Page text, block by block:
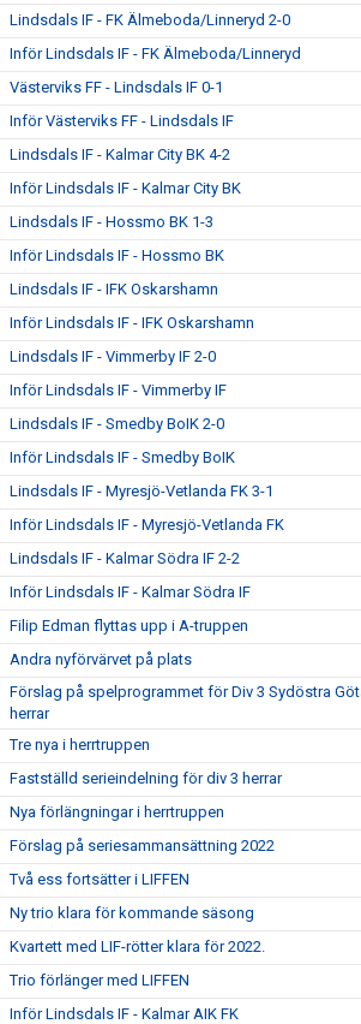
Lindsdals IF - FK Älmeboda/Linneryd 2-0
Inför Lindsdals IF - FK Älmeboda/Linneryd
Västerviks FF - Lindsdals IF 0-1
Inför Västerviks FF - Lindsdals IF
Lindsdals IF - Kalmar City BK 4-2
Inför Lindsdals IF - Kalmar City BK
Lindsdals IF - Hossmo BK 1-3
Inför Lindsdals IF - Hossmo BK
Lindsdals IF - IFK Oskarshamn
Inför Lindsdals IF - IFK Oskarshamn
Lindsdals IF - Vimmerby IF 2-0
Inför Lindsdals IF - Vimmerby IF
Lindsdals IF - Smedby BoIK 2-0
Inför Lindsdals IF - Smedby BoIK
Lindsdals IF - Myresjö-Vetlanda FK 3-1
Inför Lindsdals IF - Myresjö-Vetlanda FK
Lindsdals IF - Kalmar Södra IF 2-2
Inför Lindsdals IF - Kalmar Södra IF
Filip Edman flyttas upp i A-truppen
Andra nyförvärvet på plats
Förslag på spelprogrammet för Div 3 Sydöstra
herrar
Tre nya i herrtruppen
Fastställd serieindelning för div 3 herrar
Nya förlängningar i herrtruppen
Förslag på seriesammansättning 2022
Två ess fortsätter i LIFFEN
Ny trio klara för kommande säsong
Kvartett med LIF-rötter klara för 2022.
Trio förlänger med LIFFEN
Inför Lindsdals IF - Kalmar AIK FK